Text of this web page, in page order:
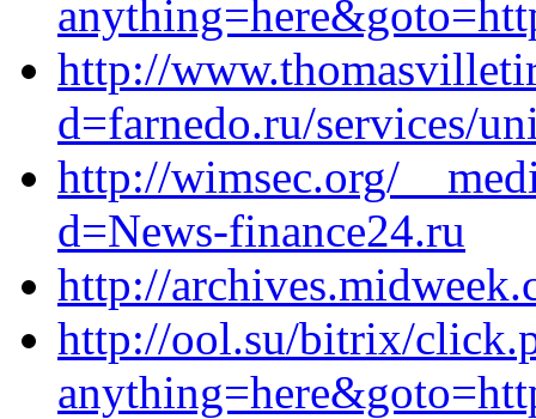
http://
d=farnedo.ru/services/
http://wimsec.org/
d=News-finance24.ru
http://
http://ool.su/bitrix/